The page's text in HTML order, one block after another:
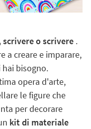
o scrivere.
a creare e imparare,
bisogno.
opera d'arte,
le figure che
per decorare
kit di materiale